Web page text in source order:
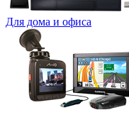
Для дома и офиса